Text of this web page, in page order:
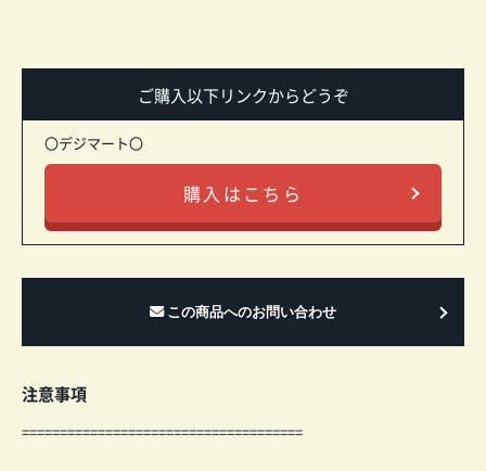
ご購入以下リンクからどうぞ
〇デジマート〇
購入はこちら
注意事項
=====================================